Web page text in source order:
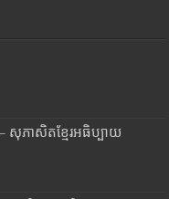
សុភាសិតខ្មែរអធិប្បាយ